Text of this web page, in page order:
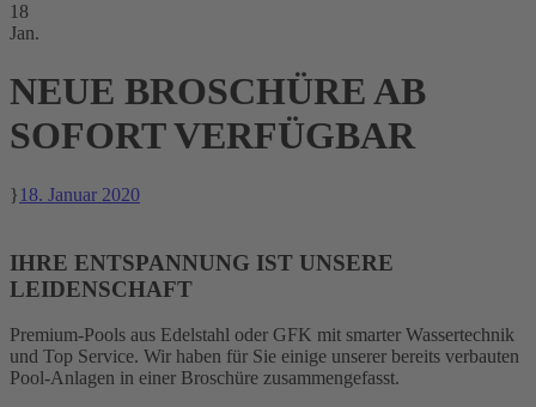
18
Jan.
NEUE BROSCHÜRE AB
SOFORT VERFÜGBAR
18. Januar 2020
IHRE ENTSPANNUNG IST UNSERE
LEIDENSCHAFT
Premium-Pools aus Edelstahl oder GFK mit smarter Wassertechnik
und Top Service. Wir haben für Sie einige unserer bereits verbauten
Pool-Anlagen in einer Broschüre zusammengefasst.